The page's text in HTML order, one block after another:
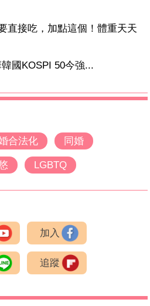
直接吃，加點這個！體重天天
國KOSPI 50今強...
合法化 同婚
LGBTQ
加入
追蹤